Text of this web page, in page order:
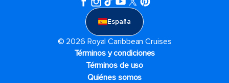
España
© 2026 Royal Caribbean Cruises
Términos y condiciones
Términos de uso
Quiénes somos